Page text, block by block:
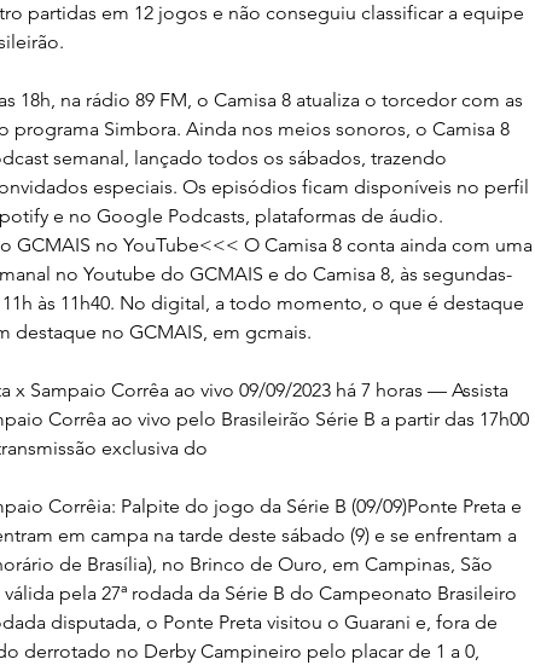
partidas em 12 jogos e não conseguiu classificar a equipe
18h, na rádio 89 FM, o Camisa 8 atualiza o torcedor com as
programa Simbora. Ainda nos meios sonoros, o Camisa 8
semanal, lançado todos os sábados, trazendo
especiais. Os episódios ficam disponíveis no perfil
e no Google Podcasts, plataformas de áudio.
GCMAIS no YouTube<<< O Camisa 8 conta ainda com uma
no Youtube do GCMAIS e do Camisa 8, às segundas-
às 11h40. No digital, a todo momento, o que é destaque
destaque no GCMAIS, em gcmais.
x Sampaio Corrêa ao vivo 09/09/2023 há 7 horas — Assista
Corrêa ao vivo pelo Brasileirão Série B a partir das 17h00
exclusiva do
Corrêia: Palpite do jogo da Série B (09/09)Ponte Preta e
em campa na tarde deste sábado (9) e se enfrentam a
de Brasília), no Brinco de Ouro, em Campinas, São
pela 27ª rodada da Série B do Campeonato Brasileiro
disputada, o Ponte Preta visitou o Guarani e, fora de
derrotado no Derby Campineiro pelo placar de 1 a 0,